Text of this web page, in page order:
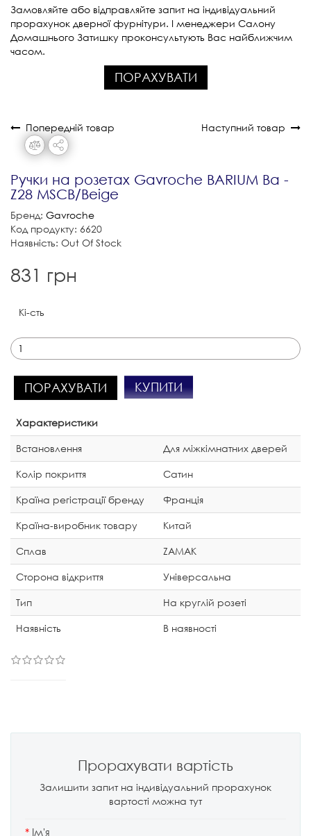
Замовляйте або відправляйте запит на індивідуальний
прорахунок дверної фурнітури. І менеджери Салону
Домашнього Затишку проконсультують Вас найближчим
часом.
ПОРАХУВАТИ
Попередній товар Наступний товар
Ручки на розетах Gavroche BARIUM Ba -
Z28 MSCB/Beige
Бренд: Gavroche
Код продукту: 6620
Наявність: Out Of Stock
831 грн
Кі-сть
ПОРАХУВАТИ КУПИТИ
Характеристики
Встановлення
Для міжкімнатних дверей
Колір покриття
Сатин
Країна регістрації бренду
Франція
Країна-виробник товару
Китай
Сплав
ZAMAK
Сторона відкриття
Універсальна
Тип
На круглій розеті
Наявність
В наявності
Прорахувати вартість
Залишити запит на індивідуальний прорахунок
вартості можна тут
* Ім'я